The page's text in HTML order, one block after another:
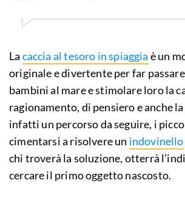
La caccia al tesoro in spiaggia è un
originale e divertente per far
bambini al mare e stimolare loro la
ragionamento, di pensiero e anche
infatti un percorso da seguire, i
cimentarsi a risolvere un indovinello
chi troverà la soluzione, otterrà
cercare il primo oggetto nascosto.